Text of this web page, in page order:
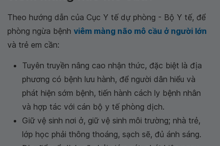
Theo hướng dẫn của Cục Y tế dự phòng - Bộ Y tế, để
phòng ngừa bệnh viêm màng não mô cầu ở người lớn
và trẻ em cần:
Tuyên truyền nâng cao nhận thức, đặc biệt là địa
phương có bệnh lưu hành, để người dân hiểu và
phát hiện sớm bệnh, tiến hành cách ly bệnh nhân
và hợp tác với cán bộ y tế phòng dịch.
Giữ vệ sinh nơi ở, giữ vệ sinh môi trường; nhà trẻ,
lớp học phải thông thoáng, sạch sẽ, đủ ánh sáng.